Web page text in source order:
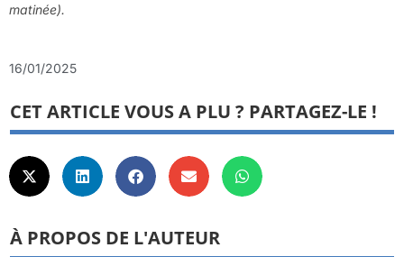
matinée).
16/01/2025
CET ARTICLE VOUS A PLU ? PARTAGEZ-LE !
À PROPOS DE L'AUTEUR